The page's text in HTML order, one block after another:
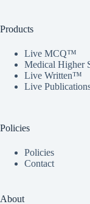
Products
Live MCQ™
Medical Higher
Live Written™
Live
Policies
Policies
Contact
About